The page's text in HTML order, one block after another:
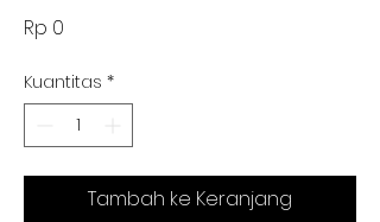
Rp 0
Kuantitas *
Tambah ke Keranjang